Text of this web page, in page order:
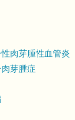
肉芽腫性血管炎
芽腫症